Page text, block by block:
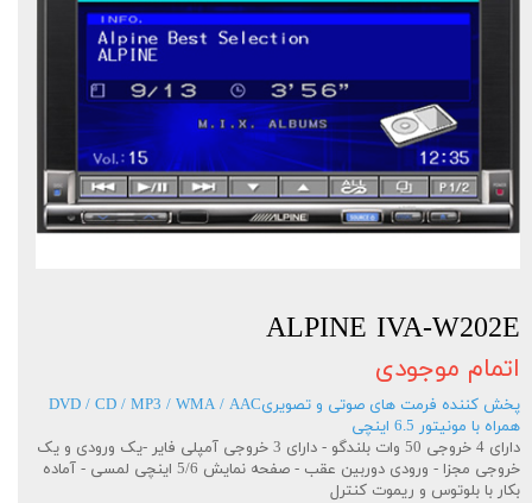
ALPINE IVA-W202E
اتمام موجودی
پخش کننده فرمت های صوتی و تصویریDVD / CD / MP3 / WMA / AAC
همراه با مونیتور 6.5 اینچی
دارای 4 خروجی 50 وات بلندگو - دارای 3 خروجی آمپلی فایر -یک ورودی و یک
خروجی مجزا - ورودی دوربین عقب - صفحه نمایش 5/6 اینچی لمسی - آماده
بکار با بلوتوس و ریموت کنترل